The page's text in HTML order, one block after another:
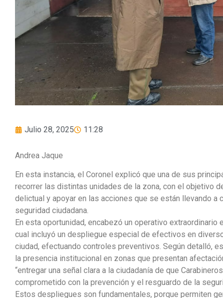
Julio 28, 2025 11:28
Andrea Jaque
En esta instancia, el Coronel explicó que una de sus
recorrer las distintas unidades de la zona, con el objetivo
delictual y apoyar en las acciones que se están llevando a
seguridad ciudadana.
En esta oportunidad, encabezó un operativo extraordinario
cual incluyó un despliegue especial de efectivos en
ciudad, efectuando controles preventivos. Según detalló,
la presencia institucional en zonas que presentan
“entregar una señal clara a la ciudadanía de que
comprometido con la prevención y el resguardo de la
Estos despliegues son fundamentales, porque permiten